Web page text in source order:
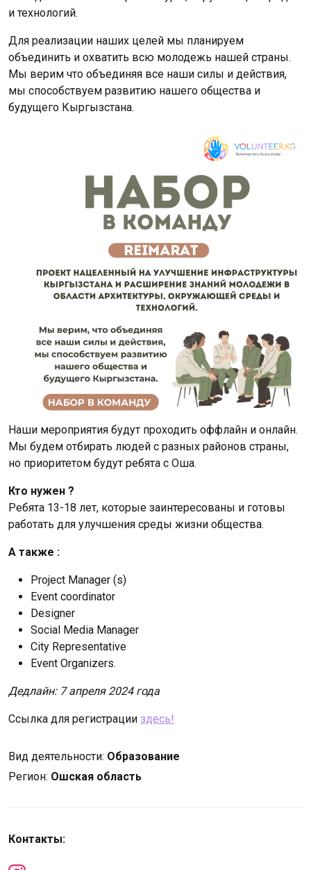
и технологий.
Для реализации наших целей мы планируем
объединить и охватить всю молодежь нашей страны.
Мы верим что объединяя все наши силы и действия,
мы способствуем развитию нашего общества и
будущего Кыргызстана.
Наши мероприятия будут проходить оффлайн и онлайн.
Мы будем отбирать людей с разных районов страны,
но приоритетом будут ребята с Оша.
Кто нужен ?
Ребята 13-18 лет, которые заинтересованы и готовы
работать для улучшения среды жизни общества.
А также :
Project Manager (s)
Event coordinator
Designer
Social Media Manager
City Representative
Event Organizers.
Дедлайн: 7 апреля 2024 года
Ссылка для регистрации здесь!
Вид деятельности: Образование
Регион: Ошская область
Контакты: